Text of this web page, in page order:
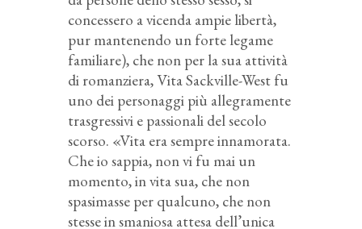
concessero a vicenda ampie libertà,
pur mantenendo un forte legame
familiare), che non per la sua attività
di romanziera, Vita Sackville-West fu
uno dei personaggi più allegramente
trasgressivi e passionali del secolo
scorso. «Vita era sempre innamorata.
Che io sappia, non vi fu mai un
momento, in vita sua, che non
spasimasse per qualcuno, che non
stesse in smaniosa attesa dell’unica